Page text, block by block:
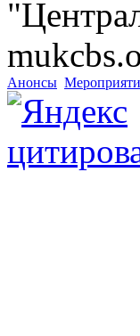
Анонсы